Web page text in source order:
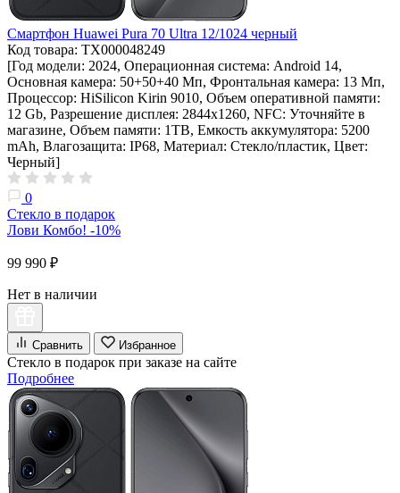
Смартфон Huawei Pura 70 Ultra 12/1024 черный
Код товара: ТХ000048249
[Год модели: 2024, Операционная система: Android 14,
Основная камера: 50+50+40 Мп, Фронтальная камера: 13 Мп,
Процессор: HiSilicon Kirin 9010, Объем оперативной памяти:
12 Gb, Разрешение дисплея: 2844х1260, NFC: Уточняйте в
магазине, Объем памяти: 1TB, Емкость аккумулятора: 5200
mAh, Влагозащита: IP68, Материал: Стекло/пластик, Цвет:
Черный]
0
Стекло в подарок
Лови Комбо! -10%
99 990 ₽
Нет в наличии
Сравнить Избранное
Стекло в подарок при заказе на сайте
Подробнее